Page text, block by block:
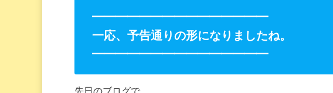
━━━━━━━━━━━━━━━
一応、予告通りの形になりましたね。
━━━━━━━━━━━━━━━
先日のブログで